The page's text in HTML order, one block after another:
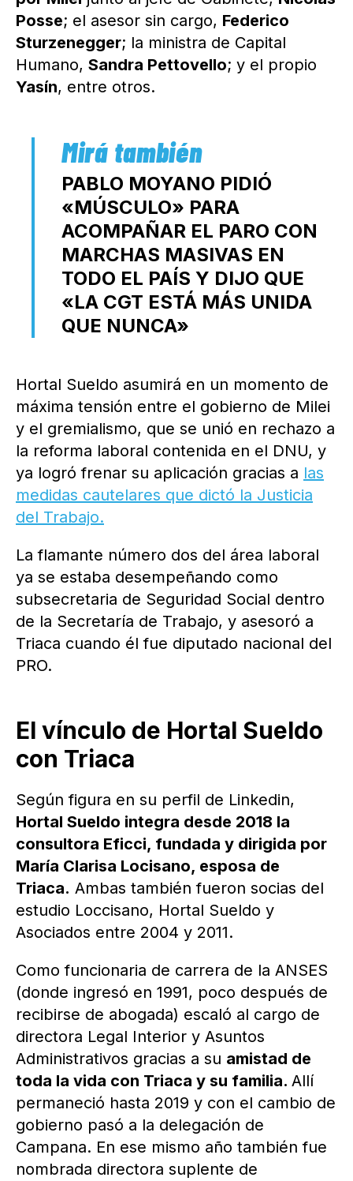
Posse; el asesor sin cargo, Federico
Sturzenegger; la ministra de Capital
Humano, Sandra Pettovello; y el propio
Yasín, entre otros.
PABLO MOYANO PIDIÓ
«MÚSCULO» PARA
ACOMPAÑAR EL PARO CON
MARCHAS MASIVAS EN
TODO EL PAÍS Y DIJO QUE
«LA CGT ESTÁ MÁS UNIDA
QUE NUNCA»
Hortal Sueldo asumirá en un momento de
máxima tensión entre el gobierno de Milei
y el gremialismo, que se unió en rechazo a
la reforma laboral contenida en el DNU, y
ya logró frenar su aplicación gracias a las
medidas cautelares que dictó la Justicia
del Trabajo.
La flamante número dos del área laboral
ya se estaba desempeñando como
subsecretaria de Seguridad Social dentro
de la Secretaría de Trabajo, y asesoró a
Triaca cuando él fue diputado nacional del
PRO.
El vínculo de Hortal Sueldo
con Triaca
Según figura en su perfil de Linkedin,
Hortal Sueldo integra desde 2018 la
consultora Eficci, fundada y dirigida por
María Clarisa Locisano, esposa de
Triaca. Ambas también fueron socias del
estudio Loccisano, Hortal Sueldo y
Asociados entre 2004 y 2011.
Como funcionaria de carrera de la ANSES
(donde ingresó en 1991, poco después de
recibirse de abogada) escaló al cargo de
directora Legal Interior y Asuntos
Administrativos gracias a su amistad de
toda la vida con Triaca y su familia. Allí
permaneció hasta 2019 y con el cambio de
gobierno pasó a la delegación de
Campana. En ese mismo año también fue
nombrada directora suplente de